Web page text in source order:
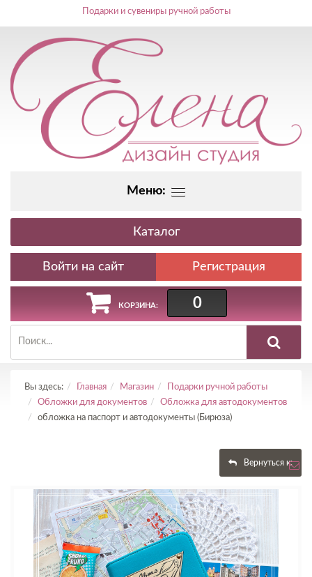
Подарки и сувениры ручной работы
Меню:
Каталог
Регистрация
КОРЗИНА: 0
Вы здесь: Главная Магазин
Подарки ручной работы
Обложки для документов
Обложка для автодокументов
обложка на паспорт и автодокументы (Бирюза)
Вернуться к: